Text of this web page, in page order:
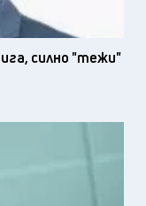
силно "тежи"